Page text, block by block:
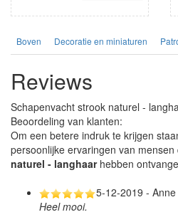
Boven Decoratie en miniaturen
Reviews
Schapenvacht strook naturel -
Beoordeling van klanten:
Om een betere indruk te krijgen
persoonlijke ervaringen van mensen
naturel - langhaarhebben
5-12-2019 - Anne
Heel mooi.